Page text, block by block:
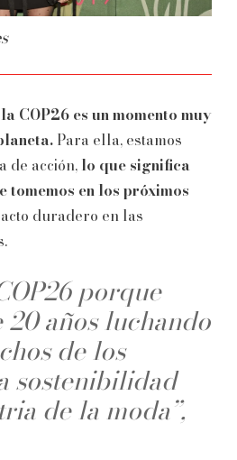
la COP26 es un momento muy
Para ella, estamos
de acción, lo que significa
tomemos en los próximos
duradero en las
porque
años luchando
de los
sostenibilidad
de la moda”,